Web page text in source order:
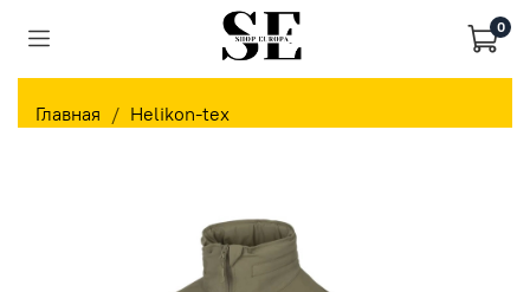
0
Главная Helikon-tex